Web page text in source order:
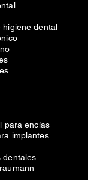
higiene dental
para encías
implantes
dentales